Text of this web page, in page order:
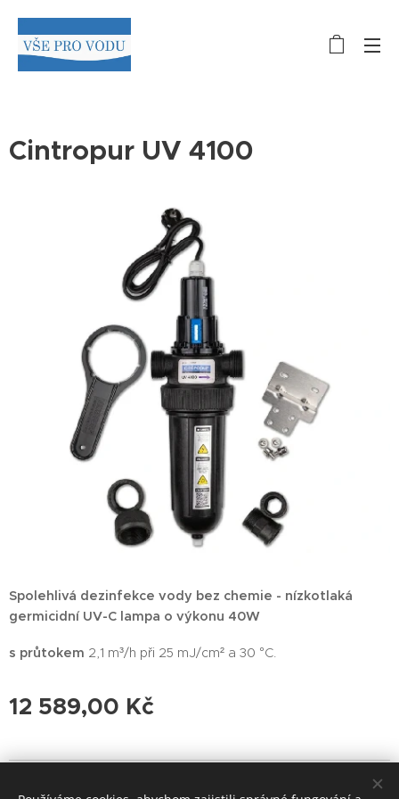
Cintropur UV 4100
Spolehlivá dezinfekce vody bez chemie - nízkotlaká
germicidní UV-C lampa o výkonu 40W
s průtokem 2,1 m³/h při 25 mJ/cm² a 30 °C.
12 589,00 Kč